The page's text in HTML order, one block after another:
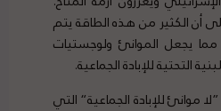
الكثير من هذه الطاقة يتم
مما يجعل الموانئ ولوجستيات
التحتية للإبادة الجماعية.
موانئ للإبادة الجماعية“ التي